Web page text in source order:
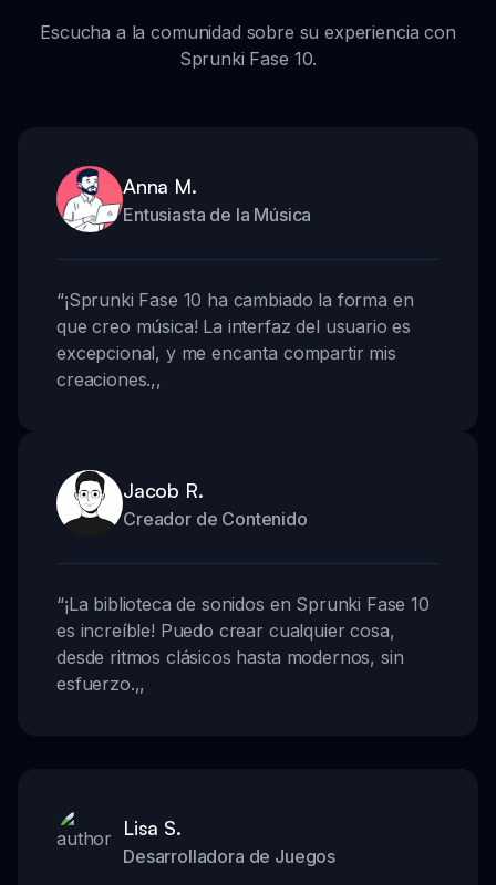
Escucha a la comunidad sobre su experiencia con
Sprunki Fase 10.
Anna M.
Entusiasta de la Música
“¡Sprunki Fase 10 ha cambiado la forma en
que creo música! La interfaz del usuario es
excepcional, y me encanta compartir mis
creaciones.,,
Jacob R.
Creador de Contenido
“¡La biblioteca de sonidos en Sprunki Fase 10
es increíble! Puedo crear cualquier cosa,
desde ritmos clásicos hasta modernos, sin
esfuerzo.,,
Lisa S.
Desarrolladora de Juegos